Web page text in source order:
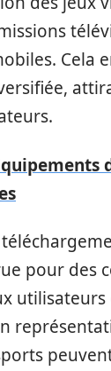
Cela
pour des
utilisateurs